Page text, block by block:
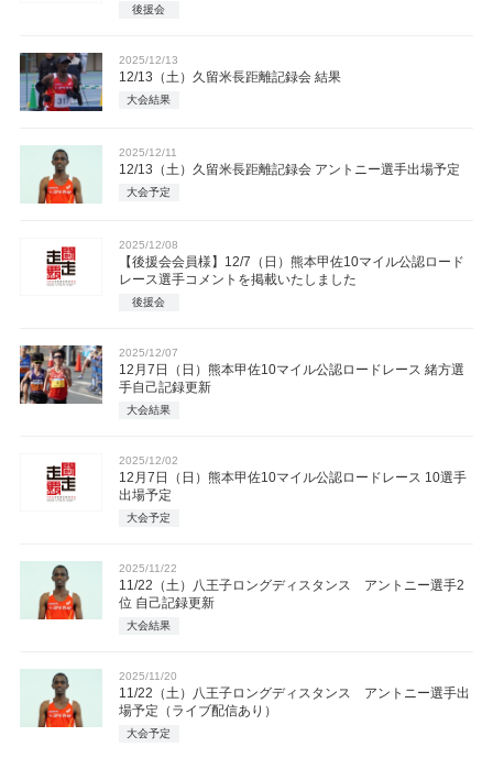
後援会
2025/12/13
12/13（土）久留米長距離記録会 結果
大会結果
2025/12/11
12/13（土）久留米長距離記録会 アントニー選手出場予定
大会予定
2025/12/08
【後援会会員様】12/7（日）熊本甲佐10マイル公認ロード
レース選手コメントを掲載いたしました
後援会
2025/12/07
12月7日（日）熊本甲佐10マイル公認ロードレース 緒方選
手自己記録更新
大会結果
2025/12/02
12月7日（日）熊本甲佐10マイル公認ロードレース 10選手
出場予定
大会予定
2025/11/22
11/22（土）八王子ロングディスタンス アントニー選手2
位 自己記録更新
大会結果
2025/11/20
11/22（土）八王子ロングディスタンス アントニー選手出
場予定（ライブ配信あり）
大会予定